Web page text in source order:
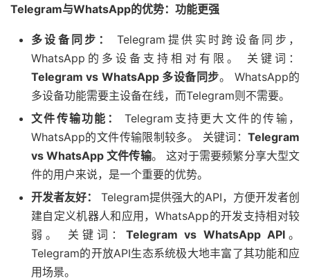
Telegram与WhatsApp的优势：功能更强
多设备同步：
Telegram提供实时跨设备同步，
WhatsApp的多设备支持相对有限。 关键词：
Telegram vs WhatsApp 多设备同步。 WhatsApp的
多设备功能需要主设备在线，而Telegram则不需要。
文件传输功能：
Telegram支持更大文件的传输，
WhatsApp的文件传输限制较多。 关键词： Telegram
vs WhatsApp 文件传输。 这对于需要频繁分享大型文
件的用户来说，是一个重要的优势。
开发者友好：
Telegram提供强大的API，方便开发者创
建自定义机器人和应用，WhatsApp的开发支持相对较
弱。 关键词：Telegram vs WhatsApp API。
Telegram的开放API生态系统极大地丰富了其功能和应
用场景。